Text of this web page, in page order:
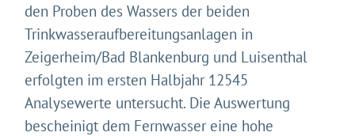
den Proben des Wassers der beiden
Trinkwasseraufbereitungsanlagen in
Zeigerheim/Bad Blankenburg und Luisenthal
erfolgten im ersten Halbjahr 12545
Analysewerte untersucht. Die Auswertung
bescheinigt dem Fernwasser eine hohe